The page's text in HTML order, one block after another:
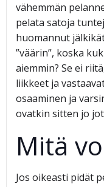
vähemmän
pelata satoja
huomannut
”väärin”, koska
aiemmin? Se ei
liikkeet ja
osaaminen ja
ovatkin sitten jo
Mitä
Jos oikeasti pidät